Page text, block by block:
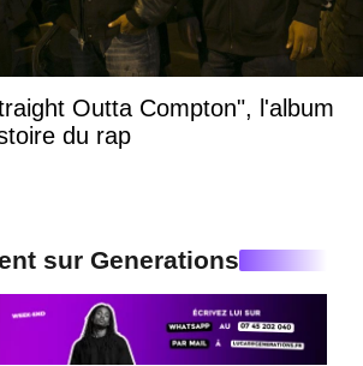
Outta Compton", l'album
du rap
sur Generations